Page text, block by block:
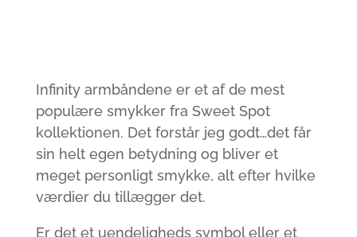
Infinity armbåndene er et af de mest
populære smykker fra Sweet Spot
kollektionen. Det forstår jeg godt…det får
sin helt egen betydning og bliver et
meget personligt smykke, alt efter hvilke
værdier du tillægger det.
Er det et uendeligheds symbol eller et